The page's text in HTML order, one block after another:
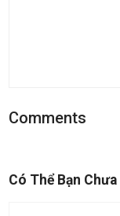
Comments
Có Thể Bạn